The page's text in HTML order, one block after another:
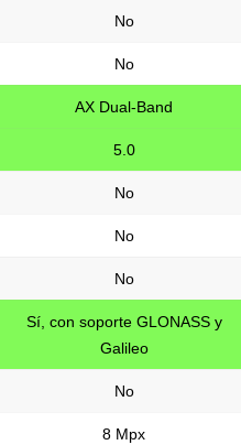
No
No
AX Dual-Band
5.0
No
No
No
Sí, con soporte GLONASS y
Galileo
No
8 Mpx